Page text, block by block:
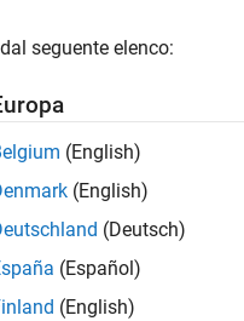
seguente elenco:
(English)
(English)
(Deutsch)
(Español)
(English)